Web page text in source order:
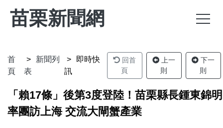
苗栗新聞網
首
頁
新聞列
表
即時快
訊
回首
頁
上一
則
下一
則
「賴17條」後第3度登陸！苗栗縣長鍾東錦明
率團訪上海 交流大閘蟹產業